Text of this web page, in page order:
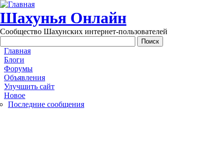
Перейти к основному содержанию
Шахунья Онлайн
Сообщество Шахунских интернет-пользователей
Main menu
Главная
Блоги
Форумы
Объявления
Улучшить сайт
Новое
Последние сообщения